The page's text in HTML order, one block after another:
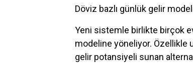
Döviz bazlı günlük gelir
Yeni sistemle birlikte birçok
modeline yöneliyor. Özellikle
gelir potansiyeli sunan